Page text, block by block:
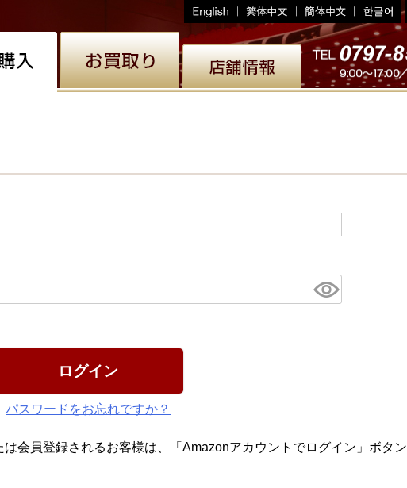
ログイン
パスワードをお忘れですか？
会員登録されるお客様は、「Amazonアカウントでログイン」ボタ